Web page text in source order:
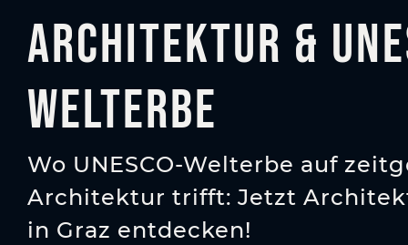
Architektur &
Welterbe
Wo UNESCO-Welterbe auf
Architektur trifft: Jetzt
in Graz entdecken!